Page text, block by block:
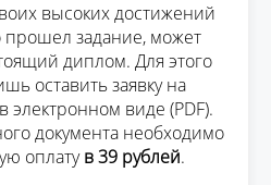
высоких достижений
прошел задание, может
диплом. Для этого
оставить заявку на
виде (PDF).
документа необходимо
оплатув 39 рублей.